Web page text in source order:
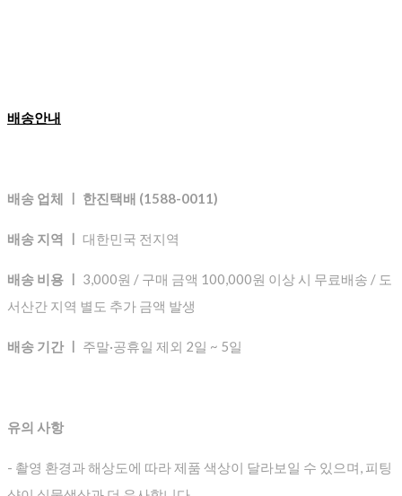
배송안내
배송 업체 ㅣ 한진택배 (1588-0011)
배송 지역 ㅣ 대한민국 전지역
배송 비용 ㅣ 3,000원 / 구매 금액 100,000원 이상 시 무료배송 / 도
서산간 지역 별도 추가 금액 발생
배송 기간 ㅣ 주말·공휴일 제외 2일 ~ 5일
유의 사항
- 촬영 환경과 해상도에 따라 제품 색상이 달라보일 수 있으며, 피팅